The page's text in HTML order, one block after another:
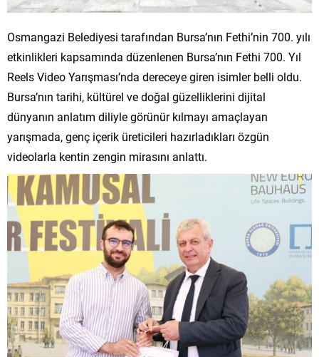
Osmangazi Belediyesi tarafından Bursa’nın Fethi’nin 700. yılı
etkinlikleri kapsamında düzenlenen Bursa’nın Fethi 700. Yıl
Reels Video Yarışması’nda dereceye giren isimler belli oldu.
Bursa’nın tarihi, kültürel ve doğal güzelliklerini dijital
dünyanın anlatım diliyle görünür kılmayı amaçlayan
yarışmada, genç içerik üreticileri hazırladıkları özgün
videolarla kentin zengin mirasını anlattı.